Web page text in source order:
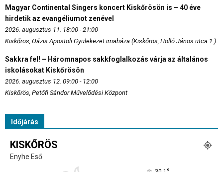
Magyar Continental Singers koncert Kiskőrösön is – 40 éve
hirdetik az evangéliumot zenével
2026. augusztus 11. 18:00 - 21:00
Kiskőrös, Oázis Apostoli Gyülekezet imaháza (Kiskőrös, Holló János utca 1.)
Sakkra fel! – Háromnapos sakkfoglalkozás várja az általános
iskolásokat Kiskőrösön
2026. augusztus 12. 09:00 - 12:00
Kiskőrös, Petőfi Sándor Művelődési Központ
Időjárás
KISKŐRÖS
Enyhe Eső